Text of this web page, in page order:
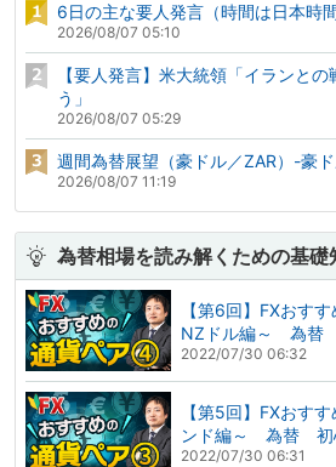
6日の主な要人発言（時間は日本時間
2026/08/07 05:10
【要人発言】米大統領「イランと
う」
2026/08/07 05:29
週間為替展望（豪ドル／ZAR）-豪
2026/08/07 11:19
為替相場を読み解くための基礎
【第6回】FXおす
NZドル編～ 為替
2022/07/30 06:32
【第5回】FXおす
ンド編～ 為替 初
2022/07/30 06:31